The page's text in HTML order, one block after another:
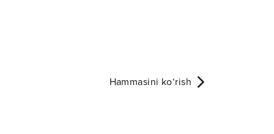
Hammasini ko‘rish